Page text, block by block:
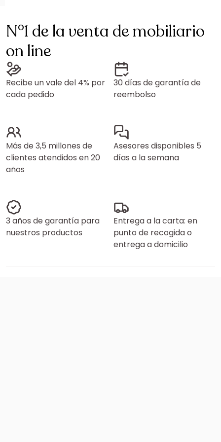
N°1 de la venta de mobiliario
on line
Recibe un vale del 4% por
cada pedido
30 días de garantía de
reembolso
Más de 3,5 millones de
clientes atendidos en 20
años
Asesores disponibles 5
días a la semana
3 años de garantía para
nuestros productos
Entrega a la carta: en
punto de recogida o
entrega a domicilio